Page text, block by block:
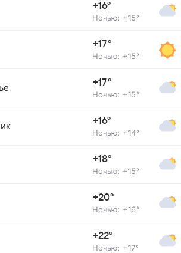
+16°
Ночью: +15°
+17°
Ночью: +15°
+17°
Ночью: +15°
+16°
Ночью: +14°
+18°
Ночью: +15°
+20°
Ночью: +16°
+22°
Ночью: +17°